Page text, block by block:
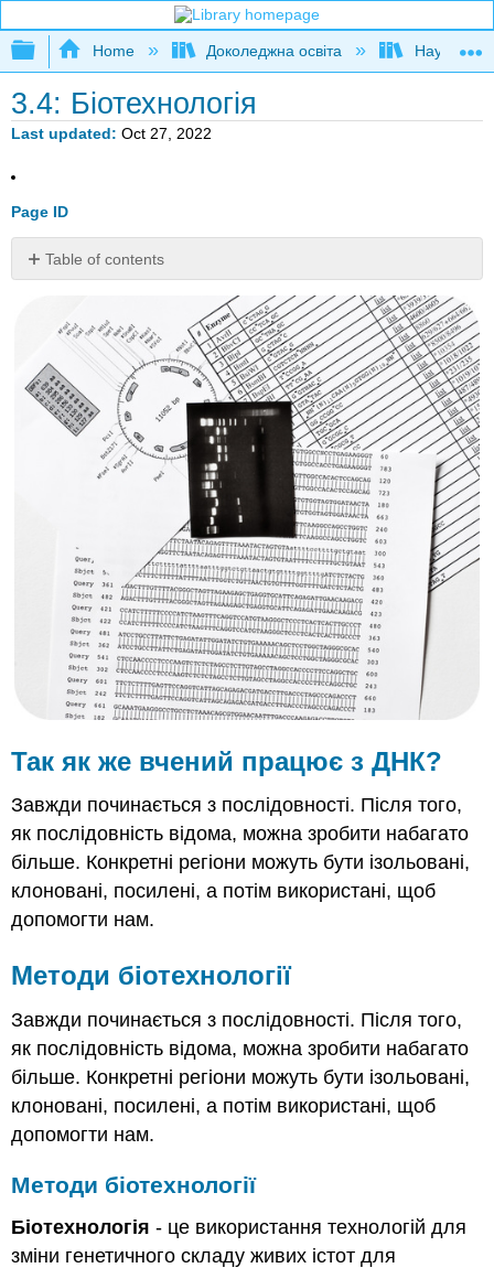
Expand/collapse global hierarchy
Home Доколеджна освіта Наука і
3.4: Біотехнологія
Last updated Oct 27, 2022
Page ID
Table of contents
же
працює
з
ДНК?
біотехнології
Клонування
генів
Полімеразна
ланцюгова
реакція
Резюме
Рецензія
Ресурси
Так як же вчений працює з ДНК?
Завжди починається з послідовності. Після того,
як послідовність відома, можна зробити набагато
більше. Конкретні регіони можуть бути ізольовані,
клоновані, посилені, а потім використані, щоб
допомогти нам.
Методи біотехнології
Завжди починається з послідовності. Після того,
як послідовність відома, можна зробити набагато
більше. Конкретні регіони можуть бути ізольовані,
клоновані, посилені, а потім використані, щоб
допомогти нам.
Методи біотехнології
Біотехнологія - це використання технологій для
зміни генетичного складу живих істот для